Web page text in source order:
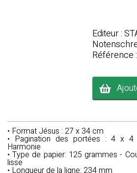
Editeur :
Référence
• Format Jésus : 27 x 34 cm
• Pagination des portées : 4 x 4
Harmonie
• Type de papier: 125 grammes -
lisse
• Longueur de la ligne: 234 mm